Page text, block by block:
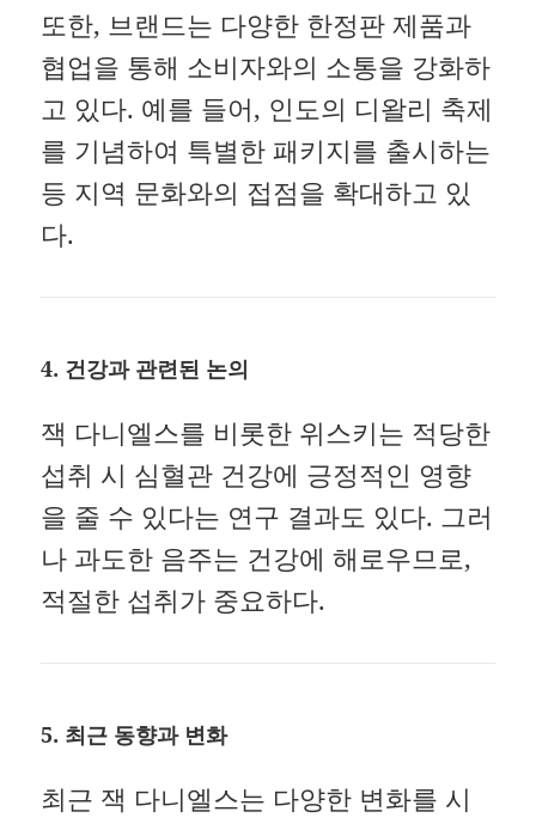
또한, 브랜드는 다양한 한정판 제품과
협업을 통해 소비자와의 소통을 강화하
고 있다. 예를 들어, 인도의 디왈리 축제
를 기념하여 특별한 패키지를 출시하는
등 지역 문화와의 접점을 확대하고 있
다.
4. 건강과 관련된 논의
잭 다니엘스를 비롯한 위스키는 적당한
섭취 시 심혈관 건강에 긍정적인 영향
을 줄 수 있다는 연구 결과도 있다. 그러
나 과도한 음주는 건강에 해로우므로,
적절한 섭취가 중요하다.
5. 최근 동향과 변화
최근 잭 다니엘스는 다양한 변화를 시